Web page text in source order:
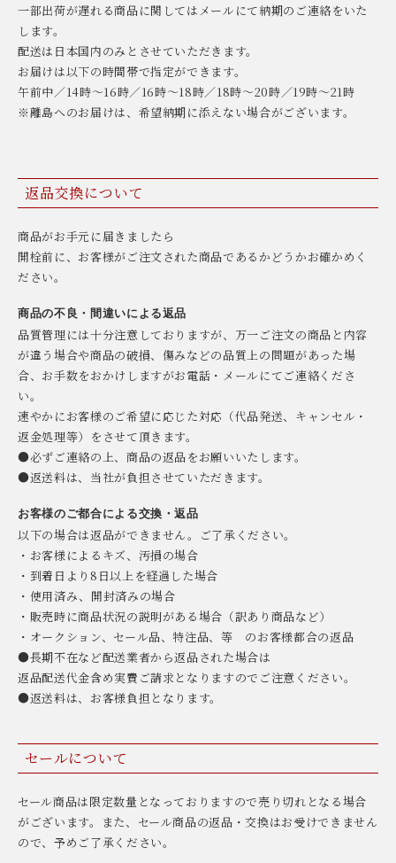
一部出荷が遅れる商品に関してはメールにて納期のご連絡をいた
します。
配送は日本国内のみとさせていただきます。
お届けは以下の時間帯で指定ができます。
午前中／14時〜16時／16時〜18時／18時〜20時／19時〜21時
※離島へのお届けは、希望納期に添えない場合がございます。
返品交換について
商品がお手元に届きましたら
開栓前に、お客様がご注文された商品であるかどうかお確かめく
ださい。
商品の不良・間違いによる返品
品質管理には十分注意しておりますが、万一ご注文の商品と内容
が違う場合や商品の破損、傷みなどの品質上の問題があった場
合、お手数をおかけしますがお電話・メールにてご連絡くださ
い。
速やかにお客様のご希望に応じた対応（代品発送、キャンセル・
返金処理等）をさせて頂きます。
●必ずご連絡の上、商品の返品をお願いいたします。
●返送料は、当社が負担させていただきます。
お客様のご都合による交換・返品
以下の場合は返品ができません。ご了承ください。
・お客様によるキズ、汚損の場合
・到着日より8日以上を経過した場合
・使用済み、開封済みの場合
・販売時に商品状況の説明がある場合（訳あり商品など）
・オークション、セール品、特注品、等 のお客様都合の返品
●長期不在など配送業者から返品された場合は
返品配送代金含め実費ご請求となりますのでご注意ください。
●返送料は、お客様負担となります。
セールについて
セール商品は限定数量となっておりますので売り切れとなる場合
がございます。また、セール商品の返品・交換はお受けできません
ので、予めご了承ください。